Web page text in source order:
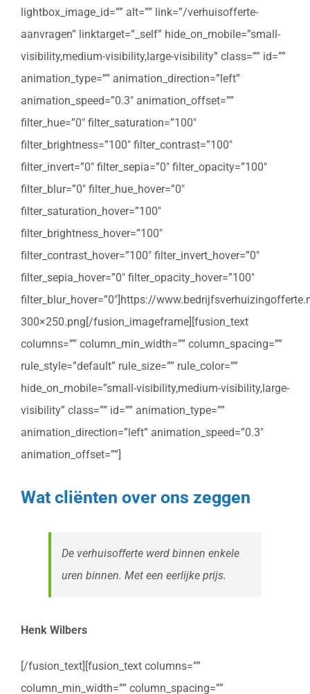
lightbox_image_id=”” alt=”” link=”/verhuisofferte-
aanvragen” linktarget=”_self” hide_on_mobile=”small-
visibility,medium-visibility,large-visibility” class=”” id=””
animation_type=”” animation_direction=”left”
animation_speed=”0.3″ animation_offset=””
filter_hue=”0″ filter_saturation=”100″
filter_brightness=”100″ filter_contrast=”100″
filter_invert=”0″ filter_sepia=”0″ filter_opacity=”100″
filter_blur=”0″ filter_hue_hover=”0″
filter_saturation_hover=”100″
filter_brightness_hover=”100″
filter_contrast_hover=”100″ filter_invert_hover=”0″
filter_sepia_hover=”0″ filter_opacity_hover=”100″
filter_blur_hover=”0″]https://
300×250.png[/fusion_imageframe][fusion_text
columns=”” column_min_width=”” column_spacing=””
rule_style=”default” rule_size=”” rule_color=””
hide_on_mobile=”small-visibility,medium-visibility,large-
visibility” class=”” id=”” animation_type=””
animation_direction=”left” animation_speed=”0.3″
animation_offset=””]
Wat cliënten over ons zeggen
De verhuisofferte werd binnen enkele
uren binnen. Met een eerlijke prijs.
Henk Wilbers
[/fusion_text][fusion_text columns=””
column_min_width=”” column_spacing=””